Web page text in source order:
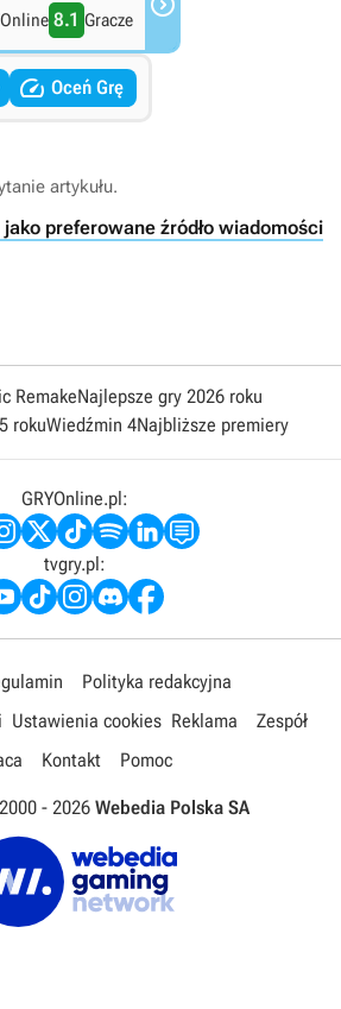
8.1 Gracze
 Oceń Grę
artykułu.
jako preferowane źródło wiadomości
RemakeNajlepsze gry 2026 roku
rokuWiedźmin 4Najbliższe premiery
GRYOnline.pl:
tvgry.pl:
Polityka redakcyjna
Ustawienia cookies Reklama
Zespół
Kontakt Pomoc
- 2026 Webedia Polska SA